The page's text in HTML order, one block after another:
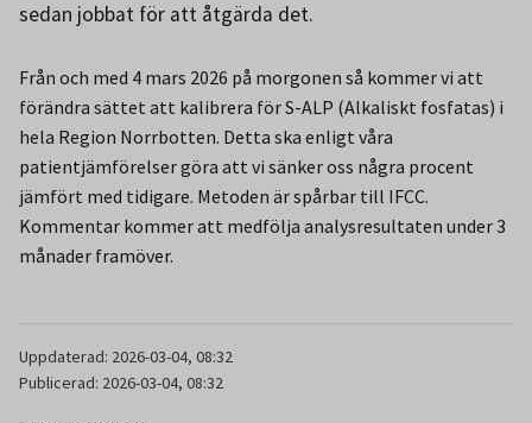
sedan jobbat för att åtgärda det.
Från och med 4 mars 2026 på morgonen så kommer vi att
förändra sättet att kalibrera för S-ALP (Alkaliskt fosfatas) i
hela Region Norrbotten. Detta ska enligt våra
patientjämförelser göra att vi sänker oss några procent
jämfört med tidigare. Metoden är spårbar till IFCC.
Kommentar kommer att medfölja analysresultaten under 3
månader framöver.
Uppdaterad: 2026-03-04, 08:32
Publicerad: 2026-03-04, 08:32